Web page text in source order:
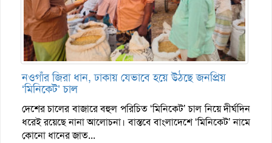
নওগাঁর জিরা ধান, ঢাকায় যেভাবে হয়ে উঠছে জনপ্রিয়
‘মিনিকেট’ চাল
দেশের চালের বাজারে বহুল পরিচিত ‘মিনিকেট’ চাল নিয়ে দীর্ঘদিন
ধরেই রয়েছে নানা আলোচনা। বাস্তবে বাংলাদেশে ‘মিনিকেট’ নামে
কোনো ধানের জাত...